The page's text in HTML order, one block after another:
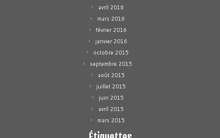
avril 2016
mars 2016
février 2016
janvier 2016
octobre 2015
septembre 2015
août 2015
juillet 2015
juin 2015
avril 2015
mars 2015